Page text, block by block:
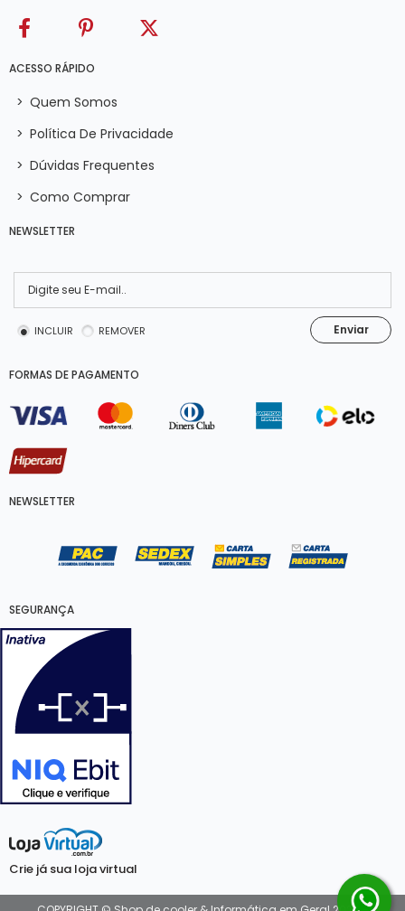
ACESSO RÁPIDO
> Quem Somos
> Política De Privacidade
> Dúvidas Frequentes
> Como Comprar
NEWSLETTER
INCLUIR REMOVER Enviar
FORMAS DE PAGAMENTO
NEWSLETTER
SEGURANÇA
Crie já sua loja virtual